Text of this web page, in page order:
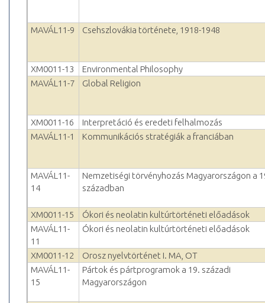
MAVÁL11-9 Csehszlovákia története, 1918-1948
XM0011-13
Environmental Philosophy
MAVÁL11-7
Global Religion
XM0011-16
Interpretáció és eredeti felhalmozás
MAVÁL11-1
Kommunikációs stratégiák a franciában
MAVÁL11-
14
Nemzetiségi törvényhozás Magyarországon a
században
XM0011-15
Ókori és neolatin kultúrtörténeti előadások
MAVÁL11-
11
Ókori és neolatin kultúrtörténeti előadások
XM0011-12
Orosz nyelvtörténet I. MA, OT
MAVÁL11-
15
Pártok és pártprogramok a 19. századi
Magyarországon